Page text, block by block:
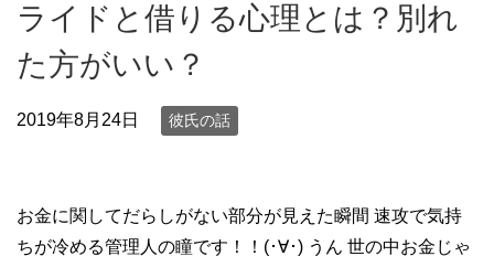
ライドと借りる心理とは？別れ
た方がいい？
2019年8月24日 彼氏の話
お金に関してだらしがない部分が見えた瞬間 速攻で気持
ちが冷める管理人の瞳です！！(･∀･) うん 世の中お金じゃ